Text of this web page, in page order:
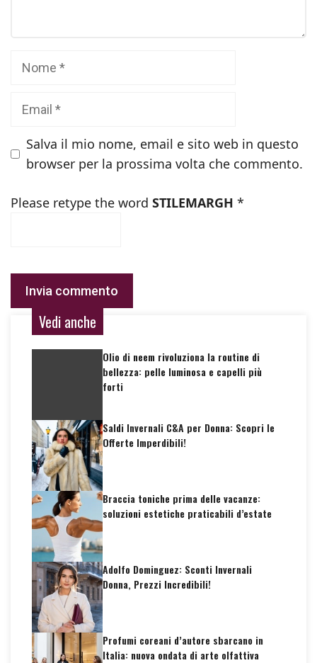
Salva il mio nome, email e sito web in questo
browser per la prossima volta che commento.
Please retype the word STILEMARGH *
Vedi anche
Olio di neem rivoluziona la routine di
bellezza: pelle luminosa e capelli più
forti
Saldi Invernali C&A per Donna: Scopri le
Offerte Imperdibili!
Braccia toniche prima delle vacanze:
soluzioni estetiche praticabili d’estate
Adolfo Dominguez: Sconti Invernali
Donna, Prezzi Incredibili!
Profumi coreani d’autore sbarcano in
Italia: nuova ondata di arte olfattiva